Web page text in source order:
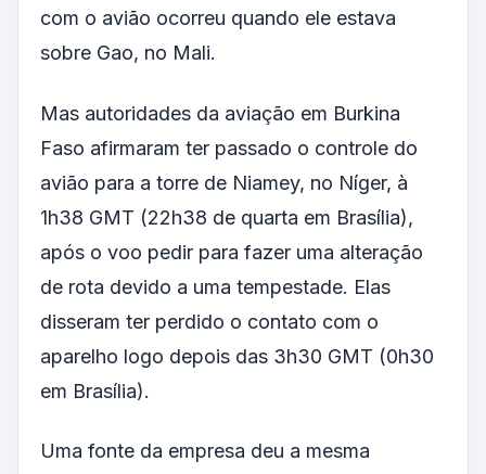
com o avião ocorreu quando ele estava
sobre Gao, no Mali.
Mas autoridades da aviação em Burkina
Faso afirmaram ter passado o controle do
avião para a torre de Niamey, no Níger, à
1h38 GMT (22h38 de quarta em Brasília),
após o voo pedir para fazer uma alteração
de rota devido a uma tempestade. Elas
disseram ter perdido o contato com o
aparelho logo depois das 3h30 GMT (0h30
em Brasília).
Uma fonte da empresa deu a mesma